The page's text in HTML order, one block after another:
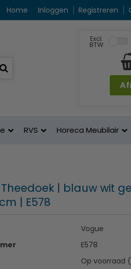
Home Inloggen Registreren
Excl.
BTW
RVS Horeca Meubilair
| blauw wit
| E578
Vogue
E578
Op voorraad